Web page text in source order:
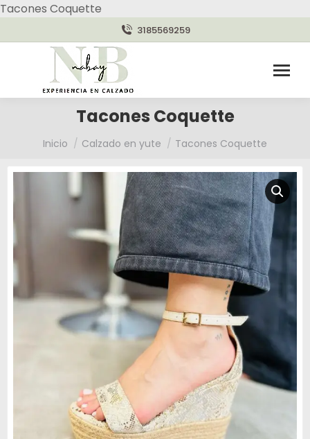
Tacones Coquette
3185569259
Tacones Coquette
Estás aquí:
Inicio Calzado en yute Tacones Coquette